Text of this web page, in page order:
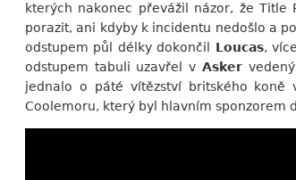
kterých nakonec převážil názor, že Title
porazit, ani kdyby k incidentu nedošlo a
odstupem půl délky dokončil Loucas,
odstupem tabuli uzavřel v Askervedený
jednalo o páté vítězství britského
Coolemoru, který byl hlavním sponzorem